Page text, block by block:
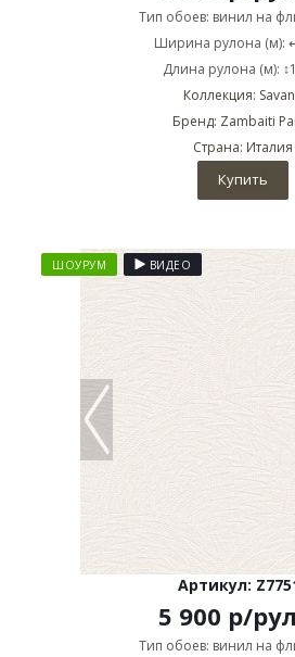
Тип обоев: винил на
Ширина рулона (м):
Длина рулона (м):
Коллекция:
Бренд: Zambaiti
Страна: Италия
Купить
ШОУРУМ ВИДЕО
Артикул:
5 900 р/
Тип обоев: винил на